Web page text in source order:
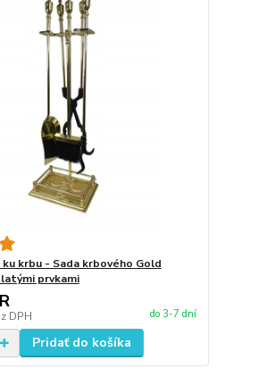
krbu - Sada krbového Gold
prvkami
DPH do 3-7 dní
Pridať do košíka